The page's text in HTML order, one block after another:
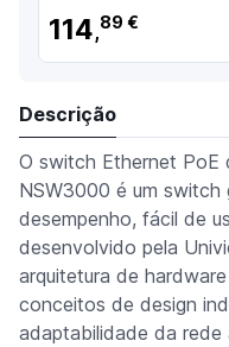
114,89 €
Descrição
O switch Ethernet PoE
NSW3000 é um switch
desempenho, fácil de
desenvolvido pela
arquitetura de
conceitos de design
adaptabilidade da rede